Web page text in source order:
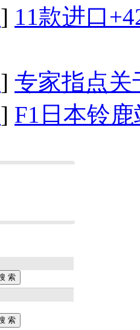
] 11款进口
] 专家指点关
] F1日本铃